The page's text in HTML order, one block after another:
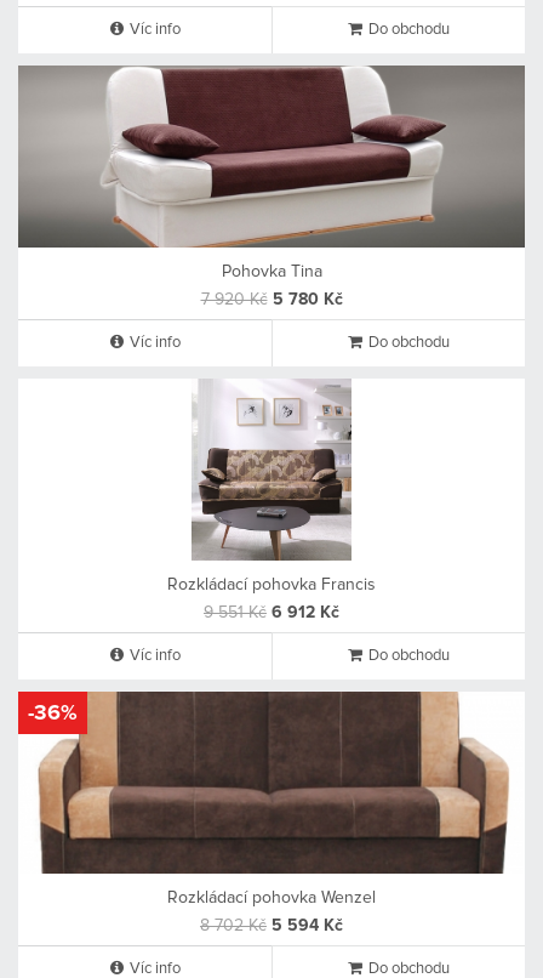
Víc info Do obchodu
Pohovka Tina
7 920 Kč 5 780 Kč
Víc info Do obchodu
Rozkládací pohovka Francis
9 551 Kč 6 912 Kč
Víc info Do obchodu
-36%
Rozkládací pohovka Wenzel
8 702 Kč 5 594 Kč
Víc info Do obchodu